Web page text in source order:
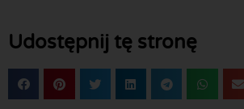
Udostępnij tę stronę